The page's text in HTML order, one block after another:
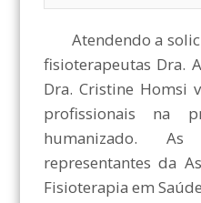
Atendendo a
fisioterapeutas Dra.
Dra. Cristine Homsi
profissionais na
humanizado.
representantes da
Fisioterapia em